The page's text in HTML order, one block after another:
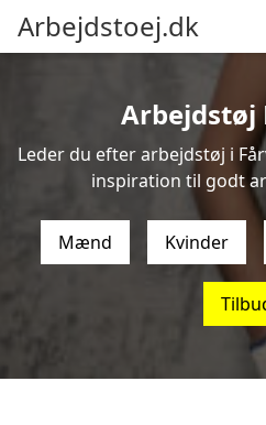
Arbejdstoej.dk
Arbejdstøj
Leder du efter arbejdstøj i
inspiration til godt
Mænd Kvinder